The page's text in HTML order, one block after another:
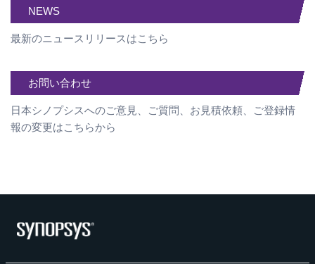
NEWS
最新のニュースリリースはこちら
お問い合わせ
日本シノプシスへのご意見、ご質問、お見積依頼、ご登録情
報の変更はこちらから